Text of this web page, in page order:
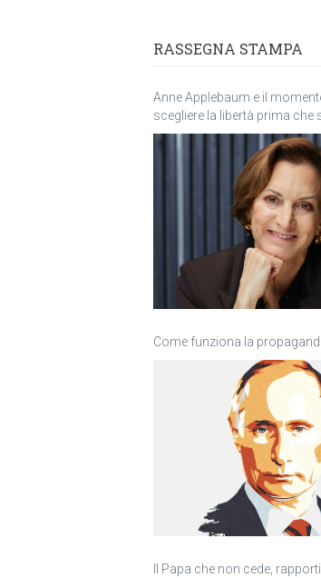
RASSEGNA STAMPA
Anne Applebaum e il
scegliere la libertà prima che
Come funziona la
Il Papa che non cede,